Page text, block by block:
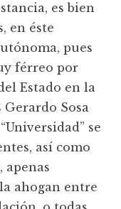
es bien
en éste
pues
férreo por
Estado en la
Gerardo Sosa
se
así como
apenas
ahogan entre